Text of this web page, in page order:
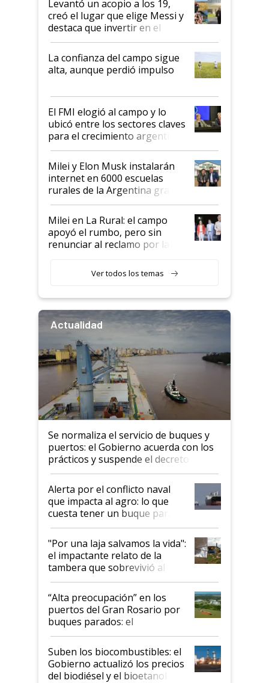
Levantó un acopio a los 19,
creó el lugar que elige Messi y
destaca que invertir en el
kirchnerismo era como "darle
plata a un hijo para droga":
Juan Félix Rossetti, el libertario
que de una dura crisis salió
de Milei
La confianza del campo sigue
alta, aunque perdió impulso
El FMI elogió al campo y lo
ubicó entre los sectores claves
para el crecimiento argentino
Milei y Elon Musk instalarán
internet en 6000 escuelas
rurales de la Argentina gracias
a un acuerdo con Starlink
Milei en La Rural: el campo
apoyó el rumbo, pero sin
renunciar al reclamo por las
Ver todos los temas
Actualidad
Se normaliza el servicio de buques y
puertos: el Gobierno acuerda con los
prácticos y suspende el decreto de
desregulación
Alerta por el conflicto naval
que impacta al agro: lo que
cuesta tener un buque parado
y el peligro de que Argentina
pase a ser "país sucio"
"Por una laja salvamos la vida":
el impactante relato de la
tambera que sobrevivió al
tornado
“Alta preocupación” en los
puertos del Gran Rosario por
buques parados: el
funcionamiento de las
exportadoras en tensión tras
la medida de fuerza de los
prácticos
Suben los biocombustibles: el
Gobierno actualizó los precios
del biodiésel y el bioetanol